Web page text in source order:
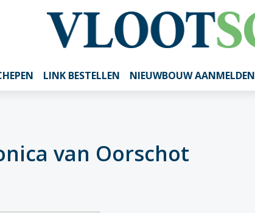
LINK BESTELLEN NIEUWBOUW AANMELDEN
van Oorschot